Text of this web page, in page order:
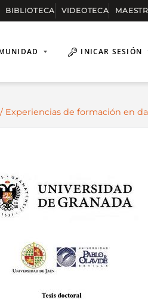
BIBLIOTECA VIDEOTECA
INICAR SESIÓN
/ Experiencias de formación en